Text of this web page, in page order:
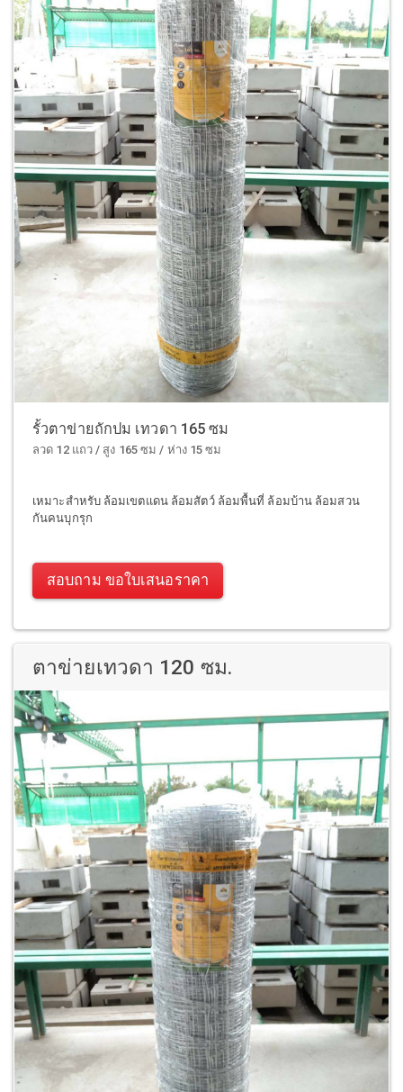
รั้วตาข่ายถักปม เทวดา 165 ซม
ลวด 12 แถว / สูง 165 ซม / ห่าง 15 ซม
เหมาะสำหรับ ล้อมเขตแดน ล้อมสัตว์ ล้อมพื้นที่ ล้อมบ้าน ล้อมสวน
กันคนบุกรุก
สอบถาม ขอใบเสนอราคา
ตาข่ายเทวดา 120 ซม.